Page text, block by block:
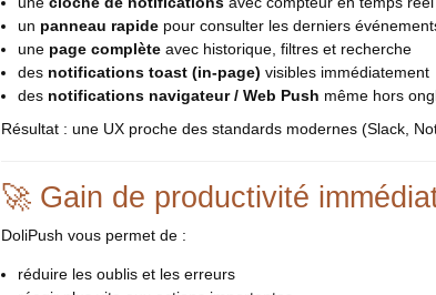
un panneau rapide pour consulter les derniers
une page complète avec historique, filtres et recherche
des notifications toast (in-page) visibles immédiatement
des notifications navigateur / Web Push même hors
Résultat : une UX proche des standards modernes (Slack,
🚀 Gain de productivité
DoliPush vous permet de :
réduire les oublis et les erreurs